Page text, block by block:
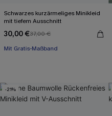
Schwarzes kurzärmeliges Minikleid
mit tiefem Ausschnitt
30,00 €37,00 €
Mit Gratis-Maßband
Baumwolle
-21%